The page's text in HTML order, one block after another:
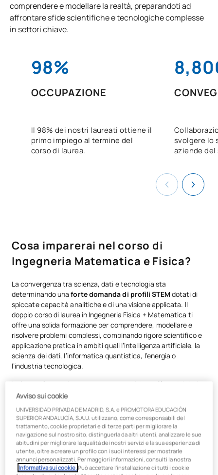
comprendere e modellare la realtà, preparandoti ad
affrontare sfide scientifiche e tecnologiche complesse
in settori chiave.
98%
OCCUPAZIONE
Il 98% dei nostri laureati ottiene il
primo impiego al termine del
corso di laurea.
svolgere lo
aziende
Cosa imparerai nel corso di
Ingegneria Matematica e Fisica?
La convergenza tra scienza, dati e tecnologia sta
determinando unaforte domanda di profili STEM dotati di
spiccate capacità analitiche e di una visione applicata. Il
doppio corso di laurea in Ingegneria Fisica + Matematica ti
offre una solida formazione per comprendere, modellare e
risolvere problemi complessi, combinando rigore scientifico e
applicazione pratica in ambiti quali l’intelligenza artificiale, la
scienza dei dati, l’informatica quantistica, l’energia o
l’industria tecnologica.
Inoltre, svilupperai competenze strategiche nell’uso dei dati
per il processo decisionale e una visione orientata
Durante il doppio corso di laurea:
Parteciperai aprogetti reali di innovazione e ricercacon
le aziende, come lo sviluppo di un gemello virtuale in
collaborazione conAvanade by Microsoft.
Avviso sui cookie
UNIVERSIDAD PRIVADA DE MADRID, S.A. e PROMOTORA EDUCACIÓN
SUPERIOR ANDALUCÍA, S.A.U. utilizzano, come corresponsabili del
trattamento, cookie proprietari e di terze parti per migliorare la
navigazione sul nostro sito, distinguerla da altri utenti, analizzare le sue
abitudini per migliorare la qualità dei nostri servizi e la sua esperienza di
utente, oltre a creare un profilo con i suoi interessi per mostrarle
annunci personalizzati. Per maggiori informazioni, consulti la nostra
Informativa sui cookie.Può accettare l'installazione di tutti i cookie